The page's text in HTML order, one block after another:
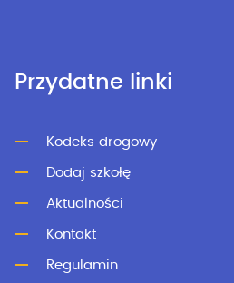
Przydatne linki
Kodeks drogowy
Dodaj szkołę
Aktualności
Kontakt
Regulamin